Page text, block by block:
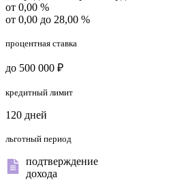
от 0,00 %
от 0,00 до 28,00 %
процентная ставка
до 500 000 ₽
кредитный лимит
120 дней
льготный период
подтверждение
дохода